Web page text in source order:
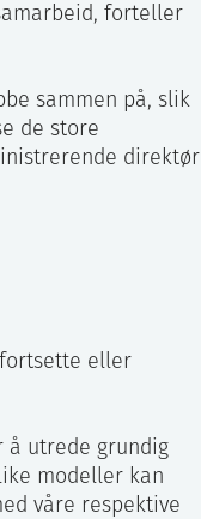
forteller
sammen på, slik
de store
direktør
eller
å utrede grundig
modeller kan
våre respektive